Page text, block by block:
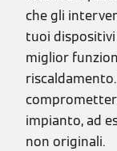
che gli
tuoi
miglior
impianto, ad
non originali.